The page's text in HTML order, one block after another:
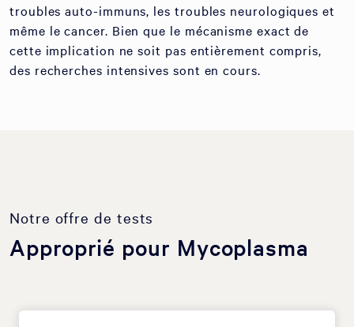
troubles auto-immuns, les troubles neurologiques et
même le cancer. Bien que le mécanisme exact de
cette implication ne soit pas entièrement compris,
des recherches intensives sont en cours.
Notre offre de tests
Approprié pour Mycoplasma